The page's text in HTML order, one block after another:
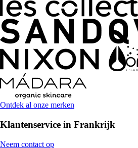
Ontdek al onze merken
Klantenservice in Frankrijk
Neem contact op